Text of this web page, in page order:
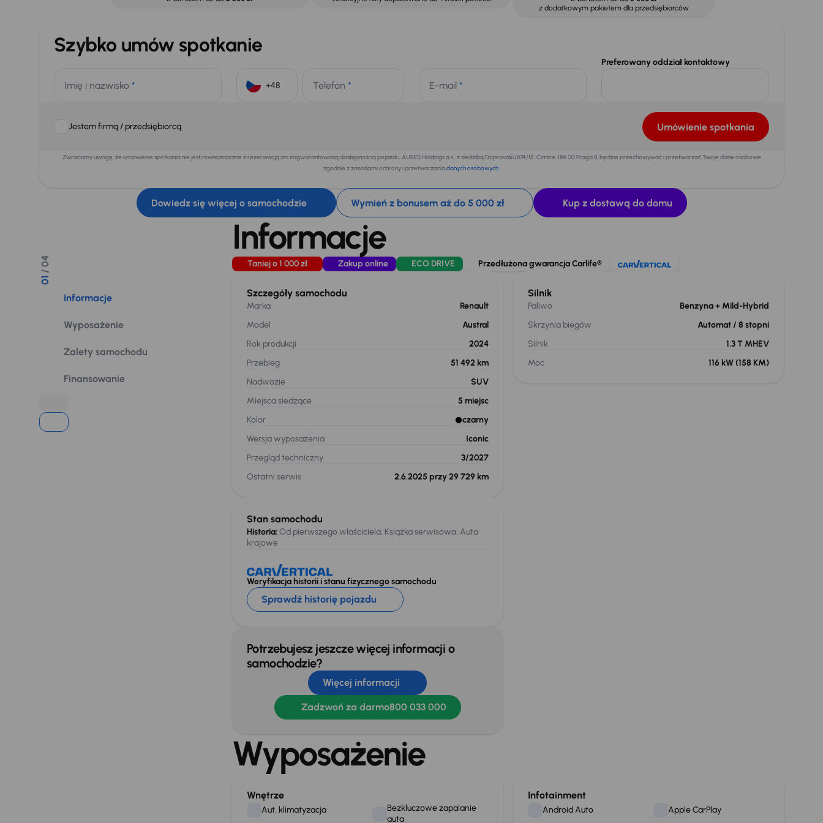
z dodatkowym pakietem dla przedsiębiorców
Szybko umów spotkanie
Imię i nazwisko * Telefon * E-mail *
Preferowany oddział kontaktowy
Jestem firmą / przedsiębiorcą Umówienie spotkania
Zwracamy uwagę, że umówienie spotkania nie jest równoznaczne z rezerwacją ani zagwarantowaną dostępnością pojazdu. AURES Holdings a.s., z siedzibą Dopraváků 874/15, Čimice, 184 00 Praga 8, będzie przechowywać i przetwarzać Twoje dane osobowe
zgodnie z zasadami ochrony i przetwarzaniadanych osobowych.
Dowiedz się więcej o samochodzie Wymień z bonusem aż do 5 000 zł Kup z dostawą do domu
01
/ 04
Informacje
Wyposażenie
Zalety samochodu
Finansowanie
Informacje
Taniej o 1 000 zł Zakup online ECO DRIVE Przedłużona gwarancja Carlife®
Szczegóły samochodu
Marka
Renault
Model
Austral
Rok produkcji
2024
Przebieg
51 492 km
Nadwozie
SUV
Miejsca siedzące
5 miejsc
Kolor
czarny
Wersja wyposażenia
Iconic
Przegląd techniczny
3/2027
Ostatni serwis
2.6.2025 przy 29 729 km
Stan samochodu
Historia:Od pierwszego właściciela, Książka serwisowa, Auta
krajowe
Weryfikacja historii i stanu fizycznego samochodu
Sprawdź historię pojazdu
Potrzebujesz jeszcze więcej informacji o
samochodzie?
Więcej informacji
Zadzwoń za darmo800 033 000
Silnik
Paliwo Benzyna+ Mild-Hybrid
Skrzynia biegów
Automat / 8 stopni
Silnik
1.3 T MHEV
Moc
116 kW (158 KM)
Wyposażenie
Wnętrze
Aut. klimatyzacja
Bezkluczowe zapalanie
auta
Infotainment
Android Auto Apple CarPlay